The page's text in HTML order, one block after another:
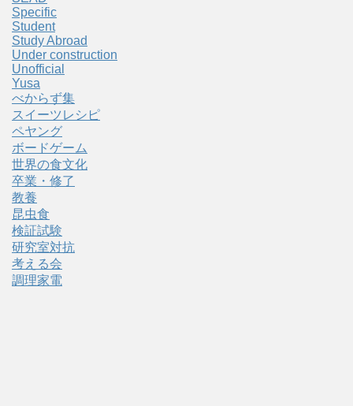
Specific
Student
Study Abroad
Under construction
Unofficial
Yusa
べからず集
スイーツレシピ
ペヤング
ボードゲーム
世界の食文化
卒業・修了
教養
昆虫食
検証試験
研究室対抗
考える会
調理家電